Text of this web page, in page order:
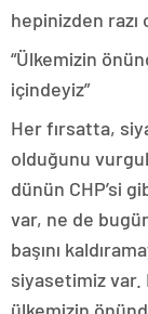
hepinizden razı
“Ülkemizin
içindeyiz”
Her fırsatta,
olduğunu
dünün CHP’si
var, ne de
başını
siyasetimiz